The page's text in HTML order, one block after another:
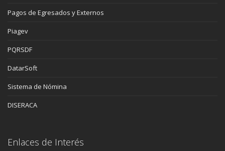
Pagos de Egresados y Externos
Piagev
PQRSDF
DatarSoft
Sistema de Nómina
DISERACA
Enlaces de Interés